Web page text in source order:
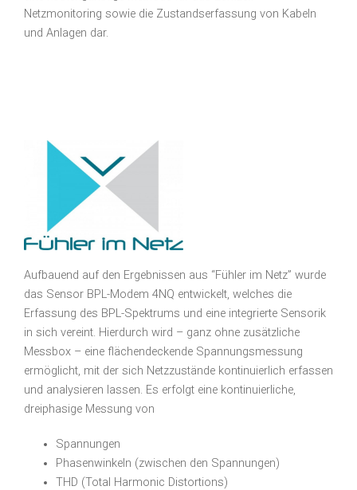
Netzmonitoring sowie die Zustandserfassung von Kabeln
und Anlagen dar.
Aufbauend auf den Ergebnissen aus “Fühler im Netz” wurde
das Sensor BPL-Modem 4NQ entwickelt, welches die
Erfassung des BPL-Spektrums und eine integrierte Sensorik
in sich vereint. Hierdurch wird – ganz ohne zusätzliche
Messbox – eine flächendeckende Spannungsmessung
ermöglicht, mit der sich Netzzustände kontinuierlich erfassen
und analysieren lassen. Es erfolgt eine kontinuierliche,
dreiphasige Messung von
Spannungen
Phasenwinkeln (zwischen den Spannungen)
THD (Total Harmonic Distortions)